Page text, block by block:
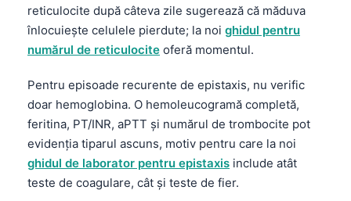
reticulocite după câteva zile sugerează că măduva
înlocuiește celulele pierdute; la noi ghidul pentru
numărul de reticulocite oferă momentul.
Pentru episoade recurente de epistaxis, nu verific
doar hemoglobina. O hemoleucogramă completă,
feritina, PT/INR, aPTT și numărul de trombocite pot
evidenția tiparul ascuns, motiv pentru care la noi
ghidul de laborator pentru epistaxis include atât
teste de coagulare, cât și teste de fier.
Polski
한국어
Slovenščina
Magyar
বাংলা
اردو